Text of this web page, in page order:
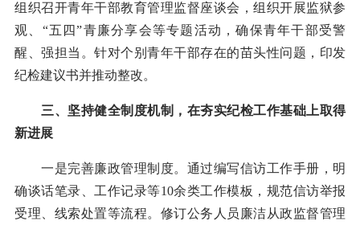
组织召开青年干部教育管理监督座谈会，组织开展监狱参
观、“五四”青廉分享会等专题活动，确保青年干部受警
醒、强担当。针对个别青年干部存在的苗头性问题，印发
纪检建议书并推动整改。
三、坚持健全制度机制，在夯实纪检工作基础上取得
新进展
一是完善廉政管理制度。通过编写信访工作手册，明
确谈话笔录、工作记录等10余类工作模板，规范信访举报
受理、线索处置等流程。修订公务人员廉洁从政监督管理